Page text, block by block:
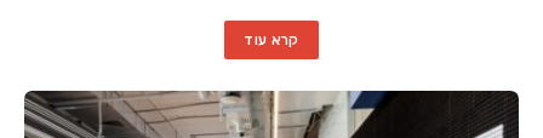
קרא עוד